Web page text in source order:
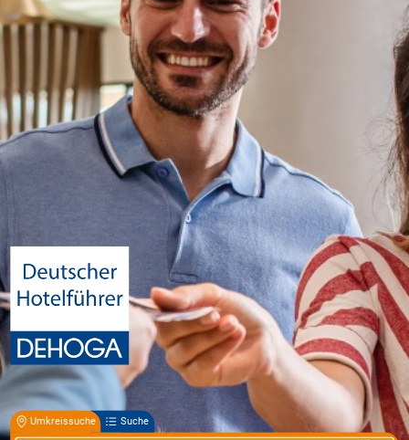
Umkreissuche Suche